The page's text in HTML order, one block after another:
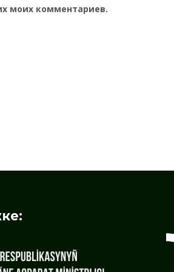
моих комментариев.